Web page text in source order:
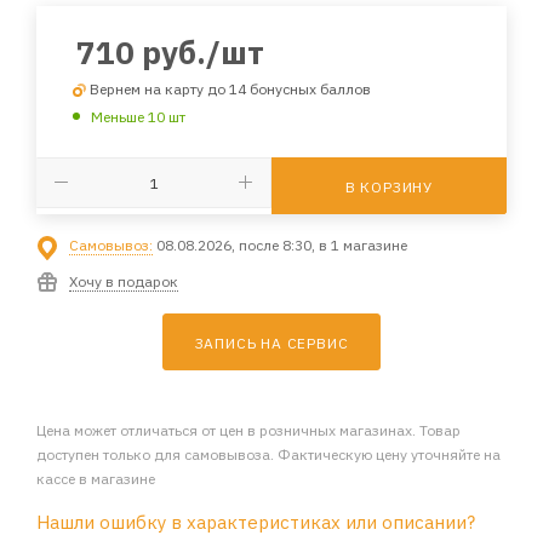
710 руб./шт
Вернем на карту до 14 бонусных баллов
Меньше 10 шт
В КОРЗИНУ
Самовывоз: 08.08.2026, после 8:30, в 1 магазине
Хочу в подарок
ЗАПИСЬ НА СЕРВИС
Цена может отличаться от цен в розничных магазинах. Товар
доступен только для самовывоза. Фактическую цену уточняйте на
кассе в магазине
Нашли ошибку в характеристиках или описании?